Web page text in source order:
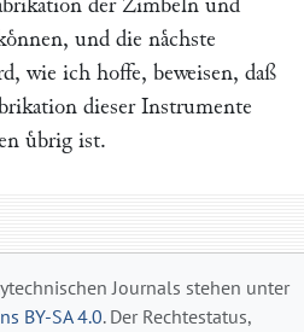
der Zimbeln und
und die naͤchste
wie ich hoffe, beweisen, daß
dieser Instrumente
uͤbrig ist.
Journals stehen unter
BY-SA 4.0. Der Rechtestatus,